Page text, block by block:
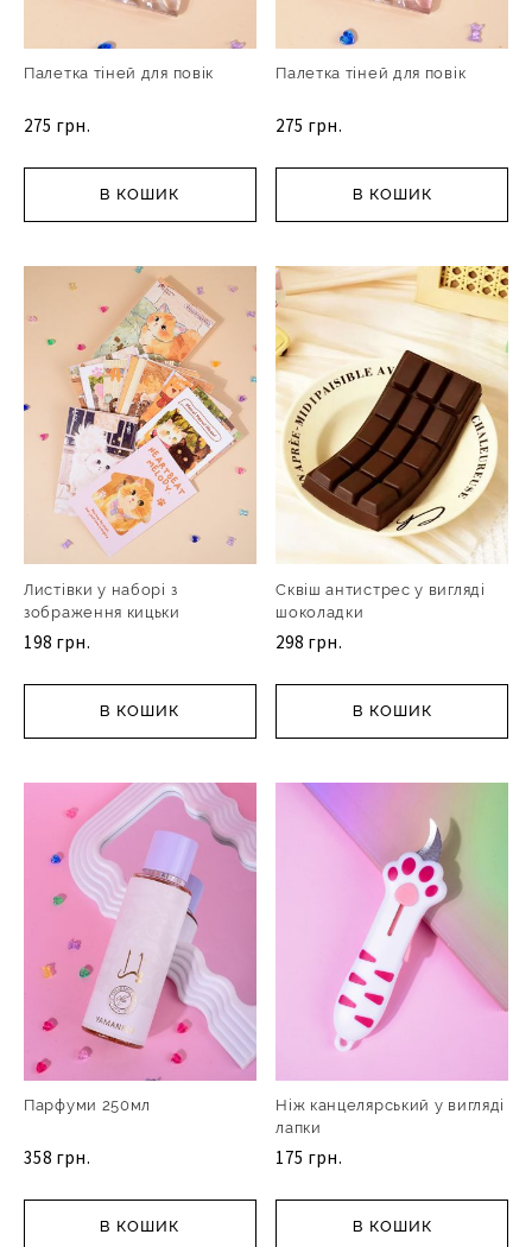
Палетка тіней для повік
275 грн.
В КОШИК
Палетка тіней для повік
275 грн.
В КОШИК
Листівки у наборі з
зображення кицьки
198 грн.
В КОШИК
Сквіш антистрес у вигляді
шоколадки
298 грн.
В КОШИК
Парфуми 250мл
358 грн.
В КОШИК
Ніж канцелярський у вигляді
лапки
175 грн.
В КОШИК